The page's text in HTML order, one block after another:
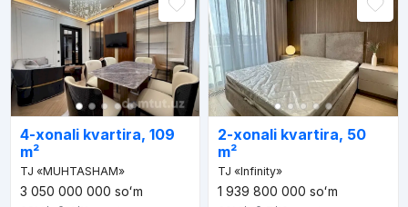
4-xonali kvartira, 109
m²
TJ «MUHTASHAM»
3 050 000 000 soʻm
2-xonali kvartira, 50
m²
TJ «Infinity»
1 939 800 000 soʻm